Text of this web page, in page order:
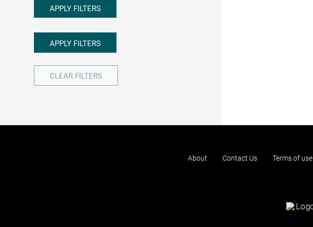
APPLY FILTERS
APPLY FILTERS
CLEAR FILTERS
About Contact Us Terms of use